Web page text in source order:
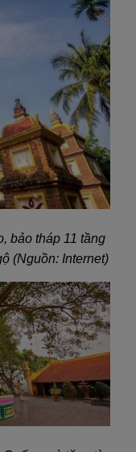
bảo tháp 11 tầng
(Nguồn: Internet)